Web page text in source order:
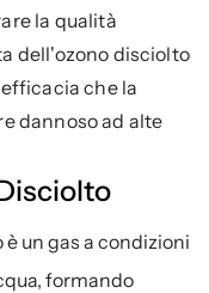
la qualità
dell'ozono disciolto
che la
dannoso ad alte
è un gas a condizioni
formando